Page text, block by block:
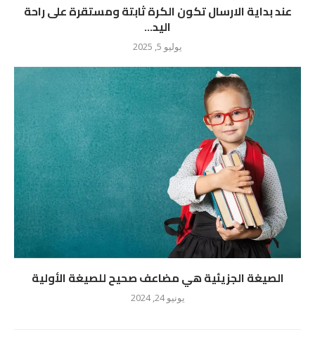
عند بداية الارسال تكون الكرة ثابتة ومستقرة على راحة
اليد...
يوليو 5, 2025
الصيغة الجزيئية هي مضاعف صحيح للصيغة الأولية
يونيو 24, 2024